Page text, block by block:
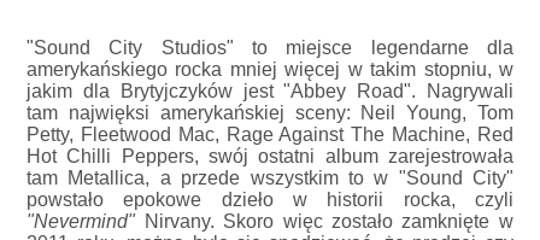
"Sound City Studios" to miejsce legendarne dla
amerykańskiego rocka mniej więcej w takim stopniu, w
jakim dla Brytyjczyków jest "Abbey Road". Nagrywali
tam najwięksi amerykańskiej sceny: Neil Young, Tom
Petty, Fleetwood Mac, Rage Against The Machine, Red
Hot Chilli Peppers, swój ostatni album zarejestrowała
tam Metallica, a przede wszystkim to w "Sound City"
powstało epokowe dzieło w historii rocka, czyli
"Nevermind"Nirvany. Skoro więc zostało zamknięte w